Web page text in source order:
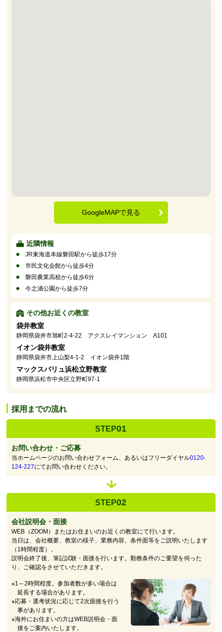
GoogleMAPで見る
近隣情報
JR東海道本線磐田駅から徒歩17分
市民文化会館から徒歩4分
磐田農業高校から徒歩6分
今之浦公園から徒歩7分
その他お近くの教室
袋井教室
静岡県袋井市旭町2-4-22 アクスレイマンション A101
イオン袋井教室
静岡県袋井市上山梨4-1-2 イオン袋井1階
マックスバリュ浜松立野教室
静岡県浜松市中央区立野町97-1
採用までの流れ
STEP01
お問い合わせ・ご応募
当ホームページのお問い合わせフォーム、あるいはフリーダイヤル0120-
124-227にてお問い合わせください。
STEP02
会社説明会・面接
WEB（ZOOM）またはお住まいのお近くの教室にて行います。
当日は、会社概要、教室の様子、業務内容、条件面等をご説明いたします
（1時間程度）。
説明会終了後、筆記試験・面接を行います。勤務条件のご要望を伺った
り、ご確認をさせていただきます。
※1～2時間程度。参加者数が多い場合は
延長する場合があります。
※応募・選考状況に応じて2次面接を行う
事があります。
※海外にお住まいの方はWEB説明会・面
接をご案内いたします。